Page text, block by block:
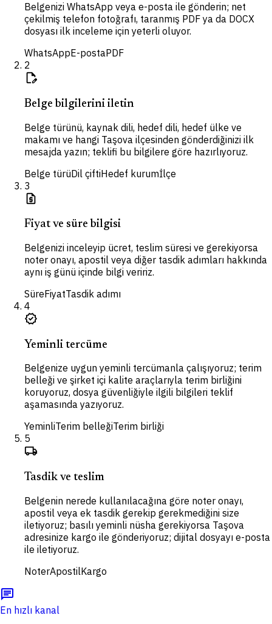
Belgenizi WhatsApp veya e-posta ile gönderin; net
çekilmiş telefon fotoğrafı, taranmış PDF ya da DOCX
dosyası ilk inceleme için yeterli oluyor.
WhatsAppE-postaPDF
2
edit_document
Belge bilgilerini iletin
Belge türünü, kaynak dili, hedef dili, hedef ülke ve
makamı ve hangi Taşova ilçesinden gönderdiğinizi ilk
mesajda yazın; teklifi bu bilgilere göre hazırlıyoruz.
Belge türüDil çiftiHedef kurumİlçe
3
request_quote
Fiyat ve süre bilgisi
Belgenizi inceleyip ücret, teslim süresi ve gerekiyorsa
noter onayı, apostil veya diğer tasdik adımları hakkında
aynı iş günü içinde bilgi veririz.
SüreFiyatTasdik adımı
4
verified
Yeminli tercüme
Belgenize uygun yeminli tercümanla çalışıyoruz; terim
belleği ve şirket içi kalite araçlarıyla terim birliğini
koruyoruz, dosya güvenliğiyle ilgili bilgileri teklif
aşamasında yazıyoruz.
YeminliTerim belleğiTerim birliği
5
local_shipping
Tasdik ve teslim
Belgenin nerede kullanılacağına göre noter onayı,
apostil veya ek tasdik gerekip gerekmediğini size
iletiyoruz; basılı yeminli nüsha gerekiyorsa Taşova
adresinize kargo ile gönderiyoruz; dijital dosyayı e-posta
ile iletiyoruz.
NoterApostilKargo
chat
En hızlı kanal